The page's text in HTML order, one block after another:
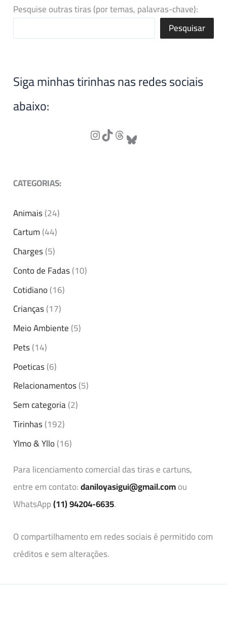
Pesquise outras tiras (por temas, palavras-chave):
Pesquisar
Siga minhas tirinhas nas redes sociais
abaixo:
CATEGORIAS:
Animais(24)
Cartum(44)
Charges(5)
Conto de Fadas(10)
Cotidiano(16)
Crianças(17)
Meio Ambiente(5)
Pets(14)
Poeticas(6)
Relacionamentos(5)
Sem categoria(2)
Tirinhas(192)
Ylmo & Yllo(16)
Para licenciamento comercial das tiras e cartuns,
entre em contato:daniloyasigui@gmail.comou
WhatsApp(11) 94204-6635.
O compartilhamento em redes sociais é permitido com
créditos e sem alterações.